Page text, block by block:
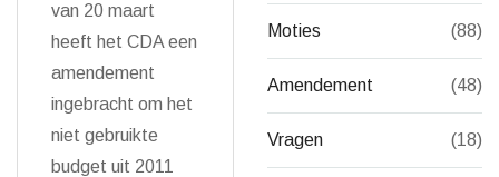
van 20 maart
heeft het CDA een
amendement
ingebracht om het
niet gebruikte
budget uit 2011
Moties (88)
Amendement (48)
Vragen (18)